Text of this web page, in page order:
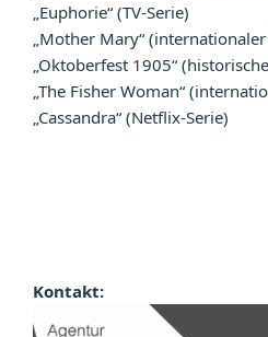
„Euphorie“ (TV-Serie)
„Mother Mary“
„Oktoberfest 1905“
„The Fisher Woman“
„Cassandra“ (Netflix-Serie)
Kontakt: